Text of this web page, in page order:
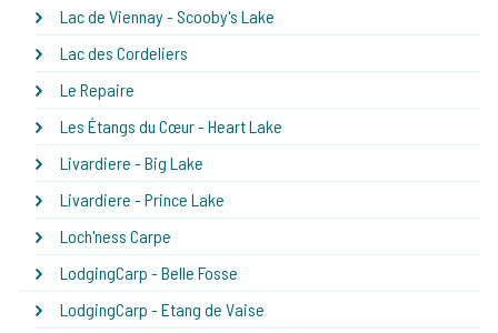
Lac de Viennay - Scooby's Lake
Lac des Cordeliers
Le Repaire
Les Étangs du Cœur - Heart Lake
Livardiere - Big Lake
Livardiere - Prince Lake
Loch'ness Carpe
LodgingCarp - Belle Fosse
LodgingCarp - Etang de Vaise